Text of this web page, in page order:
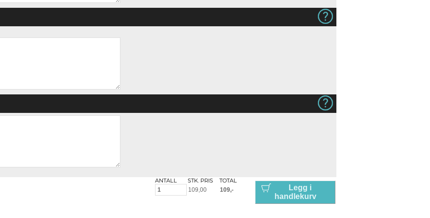
ANTALL STK. PRIS TOTAL
Legg i
handlekurv